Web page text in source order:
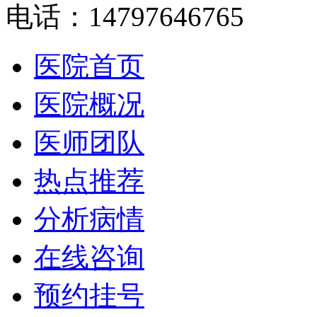
电话：14797646765
医院首页
医院概况
医师团队
热点推荐
分析病情
在线咨询
预约挂号